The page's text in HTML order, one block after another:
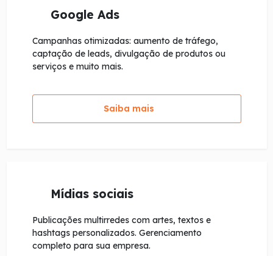
Google Ads
Campanhas otimizadas: aumento de tráfego,
captação de leads, divulgação de produtos ou
serviços e muito mais.
Saiba mais
Mídias sociais
Publicações multirredes com artes, textos e
hashtags personalizados. Gerenciamento
completo para sua empresa.